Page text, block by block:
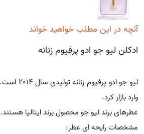
آنچه در این مطلب خواهید خواند
ادکلن لیو جو ادو پرفیوم زنانه
لیو جو ادو پرفیوم زنانه تولیدی سال 2014 است. برند
وارد بازار کرد.
عطرهای برند لیو جو محصول برند ایتالیا هستند.
مشخصات رایحه ای عطر: